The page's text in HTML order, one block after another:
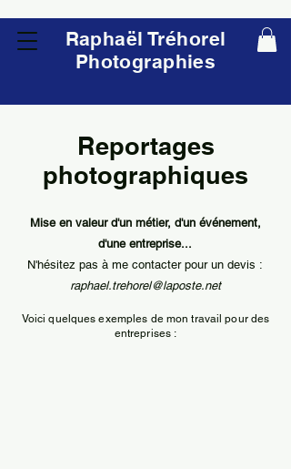
Raphaël Tréhorel
Photographies
Reportages
photographiques
Mise en valeur d'un métier, d'un événement,
d'une entreprise...
N'hésitez pas à me contacter pour un devis :
raphael.trehorel@laposte.net
Voici quelques exemples de mon travail pour des
entreprises :